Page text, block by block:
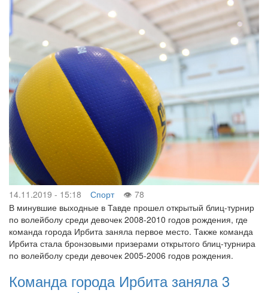
14.11.2019 - 15:18 Спорт
78
В минувшие выходные в Тавде прошел открытый блиц-турнир
по волейболу среди девочек 2008-2010 годов рождения, где
команда города Ирбита заняла первое место. Также команда
Ирбита стала бронзовыми призерами открытого блиц-турнира
по волейболу среди девочек 2005-2006 годов рождения.
Команда города Ирбита заняла 3